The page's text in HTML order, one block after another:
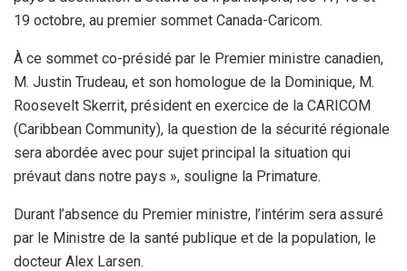
19 octobre, au premier sommet Canada-Caricom.
À ce sommet co-présidé par le Premier ministre canadien,
M. Justin Trudeau, et son homologue de la Dominique, M.
Roosevelt Skerrit, président en exercice de la CARICOM
(Caribbean Community), la question de la sécurité régionale
sera abordée avec pour sujet principal la situation qui
prévaut dans notre pays », souligne la Primature.
Durant l’absence du Premier ministre, l’intérim sera assuré
par le Ministre de la santé publique et de la population, le
docteur Alex Larsen.